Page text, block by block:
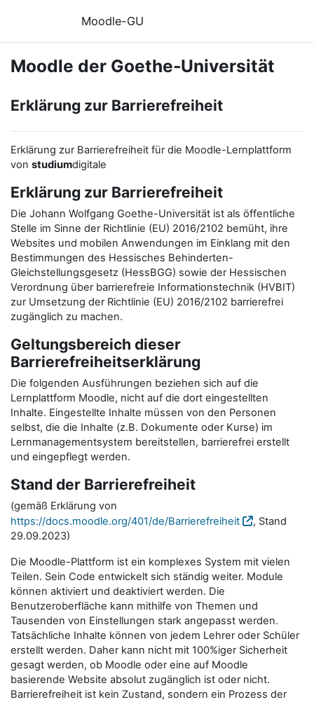
Moodle-GU
Moodle der Goethe-Universität
Erklärung zur Barrierefreiheit
Erklärung zur Barrierefreiheit für die Moodle-Lernplattform
von studiumdigitale
Erklärung zur Barrierefreiheit
Die Johann Wolfgang Goethe-Universität ist als öffentliche
Stelle im Sinne der Richtlinie (EU) 2016/2102 bemüht, ihre
Websites und mobilen Anwendungen im Einklang mit den
Bestimmungen des Hessisches Behinderten-
Gleichstellungsgesetz (HessBGG) sowie der Hessischen
Verordnung über barrierefreie Informationstechnik (HVBIT)
zur Umsetzung der Richtlinie (EU) 2016/2102 barrierefrei
zugänglich zu machen.
Geltungsbereich dieser
Barrierefreiheitserklärung
Die folgenden Ausführungen beziehen sich auf die
Lernplattform Moodle, nicht auf die dort eingestellten
Inhalte. Eingestellte Inhalte müssen von den Personen
selbst, die die Inhalte (z.B. Dokumente oder Kurse) im
Lernmanagementsystem bereitstellen, barrierefrei erstellt
und eingepflegt werden.
Stand der Barrierefreiheit
(gemäß Erklärung von
https://docs.moodle.org/401/de/Barrierefreiheit
, Stand
29.09.2023)
Die Moodle-Plattform ist ein komplexes System mit vielen
Teilen. Sein Code entwickelt sich ständig weiter. Module
können aktiviert und deaktiviert werden. Die
Benutzeroberfläche kann mithilfe von Themen und
Tausenden von Einstellungen stark angepasst werden.
Tatsächliche Inhalte können von jedem Lehrer oder Schüler
erstellt werden. Daher kann nicht mit 100%iger Sicherheit
gesagt werden, ob Moodle oder eine auf Moodle
basierende Website absolut zugänglich ist oder nicht.
Barrierefreiheit ist kein Zustand, sondern ein Prozess der